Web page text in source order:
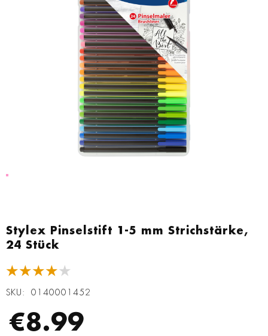
Stylex Pinselstift 1-5 mm Strichstärke,
24 Stück
★★★★★
SKU 0140001452
€8.99
Anfang
der
springen